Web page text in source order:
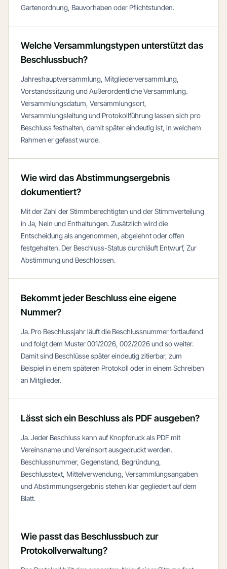
Gartenordnung, Bauvorhaben oder Pflichtstunden.
Welche Versammlungstypen unterstützt das
Beschlussbuch?
Jahreshauptversammlung, Mitgliederversammlung,
Vorstandssitzung und Außerordentliche Versammlung.
Versammlungsdatum, Versammlungsort,
Versammlungsleitung und Protokollführung lassen sich pro
Beschluss festhalten, damit später eindeutig ist, in welchem
Rahmen er gefasst wurde.
Wie wird das Abstimmungsergebnis
dokumentiert?
Mit der Zahl der Stimmberechtigten und der Stimmverteilung
in Ja, Nein und Enthaltungen. Zusätzlich wird die
Entscheidung als angenommen, abgelehnt oder offen
festgehalten. Der Beschluss-Status durchläuft Entwurf, Zur
Abstimmung und Beschlossen.
Bekommt jeder Beschluss eine eigene
Nummer?
Ja. Pro Beschlussjahr läuft die Beschlussnummer fortlaufend
und folgt dem Muster 001/2026, 002/2026 und so weiter.
Damit sind Beschlüsse später eindeutig zitierbar, zum
Beispiel in einem späteren Protokoll oder in einem Schreiben
an Mitglieder.
Lässt sich ein Beschluss als PDF ausgeben?
Ja. Jeder Beschluss kann auf Knopfdruck als PDF mit
Vereinsname und Vereinsort ausgedruckt werden.
Beschlussnummer, Gegenstand, Begründung,
Beschlusstext, Mittelverwendung, Versammlungsangaben
und Abstimmungsergebnis stehen klar gegliedert auf dem
Blatt.
Wie passt das Beschlussbuch zur
Protokollverwaltung?